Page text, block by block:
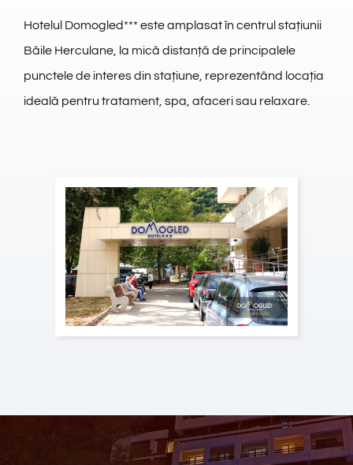
Hotelul Domogled*** este amplasat în centrul stațiunii
Băile Herculane, la mică distanță de principalele
punctele de interes din stațiune, reprezentând locația
ideală pentru tratament, spa, afaceri sau relaxare.